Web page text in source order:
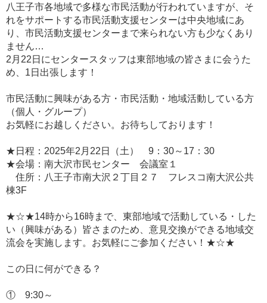
八王子市各地域で多様な市民活動が行われていますが、そ
れをサポートする市民活動支援センターは中央地域にあ
り、市民活動支援センターまで来られない方も少なくあり
ません…
2月22日にセンタースタッフは東部地域の皆さまに会うた
め、1日出張します！
市民活動に興味がある方・市民活動・地域活動している方
（個人・グループ）
お気軽にお越しください。お待ちしております！
★日程：2025年2月22日（土） 9：30～17：30
★会場：南大沢市民センター 会議室１
住所：八王子市南大沢２丁目２７ フレスコ南大沢公共
棟3F
★☆★14時から16時まで、東部地域で活動している・した
い（興味がある）皆さまのため、意見交換ができる地域交
流会を実施します。お気軽にご参加ください！★☆★
この日に何ができる？
① 9:30～